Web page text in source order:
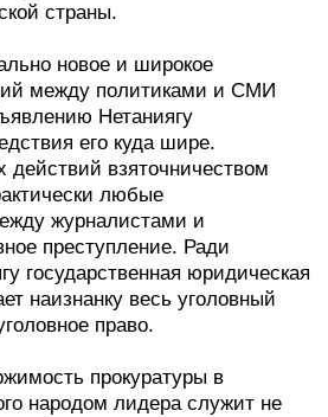
страны.
новое и широкое
между политиками и СМИ
Нетаниягу
его куда шире.
действий взяточничеством
любые
журналистами и
преступление. Ради
государственная юридическая
наизнанку весь уголовный
право.
прокуратуры в
народом лидера служит не